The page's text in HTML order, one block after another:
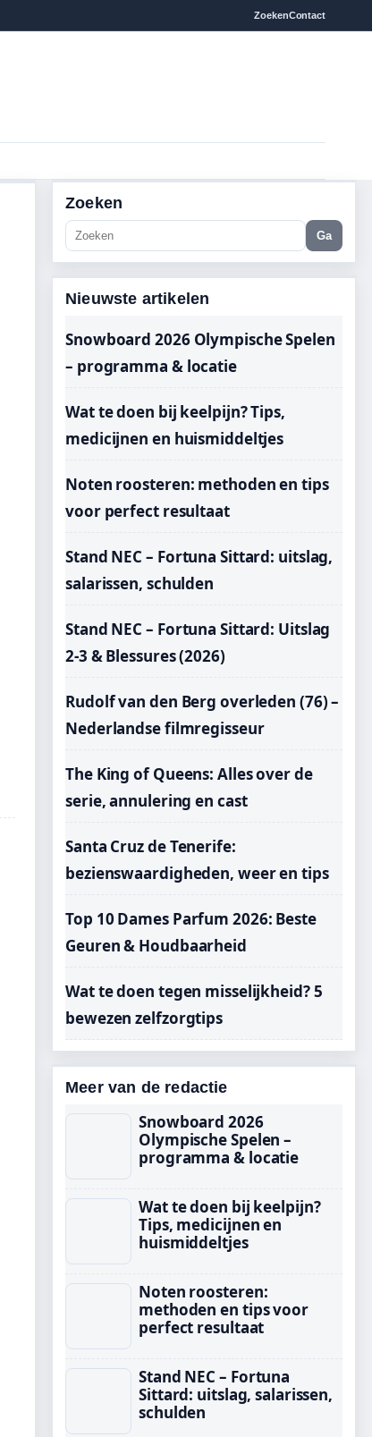
ZoekenContact
Zoeken
Ga
Nieuwste artikelen
Snowboard 2026 Olympische Spelen
– programma & locatie
Wat te doen bij keelpijn? Tips,
medicijnen en huismiddeltjes
Noten roosteren: methoden en tips
voor perfect resultaat
Stand NEC – Fortuna Sittard: uitslag,
salarissen, schulden
Stand NEC – Fortuna Sittard: Uitslag
2-3 & Blessures (2026)
Rudolf van den Berg overleden (76) –
Nederlandse filmregisseur
The King of Queens: Alles over de
serie, annulering en cast
Santa Cruz de Tenerife:
bezienswaardigheden, weer en tips
Top 10 Dames Parfum 2026: Beste
Geuren & Houdbaarheid
Wat te doen tegen misselijkheid? 5
bewezen zelfzorgtips
Meer van de redactie
Snowboard 2026
Olympische Spelen –
programma & locatie
Wat te doen bij keelpijn?
Tips, medicijnen en
huismiddeltjes
Noten roosteren:
methoden en tips voor
perfect resultaat
Stand NEC – Fortuna
Sittard: uitslag, salarissen,
schulden